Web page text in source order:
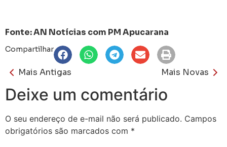
Fonte: AN Notícias com PM Apucarana
Compartilhar
Mais Antigas Mais Novas
Deixe um comentário
O seu endereço de e-mail não será publicado. Campos
obrigatórios são marcados com *